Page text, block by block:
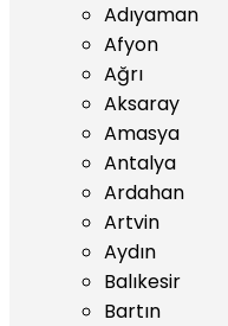
Adıyaman
Afyon
Ağrı
Aksaray
Amasya
Antalya
Ardahan
Artvin
Aydın
Balıkesir
Bartın